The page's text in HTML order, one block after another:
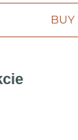
BUY